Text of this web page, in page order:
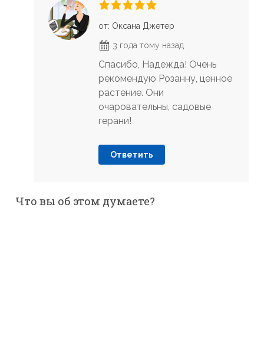
от: Оксана Джетер
3 года тому назад
Спасибо, Надежда! Очень
рекомендую Розанну, ценное
растение. Они
очаровательны, садовые
герани!
Ответить
Что вы об этом думаете?